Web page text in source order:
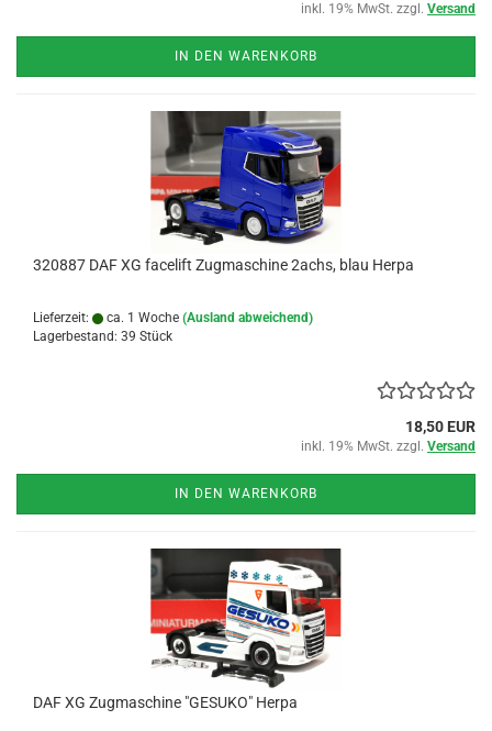
inkl. 19% MwSt. zzgl. Versand
IN DEN WARENKORB
320887 DAF XG facelift Zugmaschine 2achs, blau Herpa
Lieferzeit: ca. 1 Woche (Ausland abweichend)
Lagerbestand: 39 Stück
18,50 EUR
inkl. 19% MwSt. zzgl. Versand
IN DEN WARENKORB
DAF XG Zugmaschine "GESUKO" Herpa